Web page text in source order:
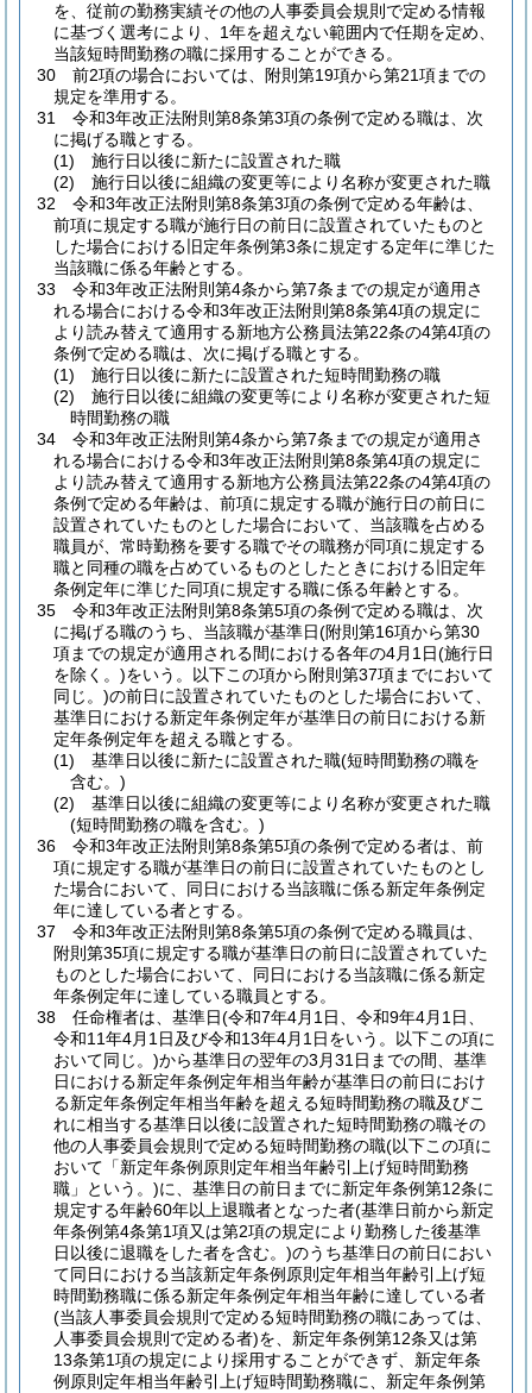
を、従前の勤務実績その他の人事委員会規則で定める情報
に基づく選考により、1年を超えない範囲内で任期を定め、
当該短時間勤務の職に採用することができる。
30
前2項の場合においては、附則第19項から第21項までの
規定を準用する。
31
令和3年改正法附則第8条第3項の条例で定める職は、次
に掲げる職とする。
(1)
施行日以後に新たに設置された職
(2)
施行日以後に組織の変更等により名称が変更された職
32
令和3年改正法附則第8条第3項の条例で定める年齢は、
前項に規定する職が施行日の前日に設置されていたものと
した場合における旧定年条例第3条に規定する定年に準じた
当該職に係る年齢とする。
33
令和3年改正法附則第4条から第7条までの規定が適用さ
れる場合における令和3年改正法附則第8条第4項の規定に
より読み替えて適用する新地方公務員法第22条の4第4項の
条例で定める職は、次に掲げる職とする。
(1)
施行日以後に新たに設置された短時間勤務の職
(2)
施行日以後に組織の変更等により名称が変更された短
時間勤務の職
34
令和3年改正法附則第4条から第7条までの規定が適用さ
れる場合における令和3年改正法附則第8条第4項の規定に
より読み替えて適用する新地方公務員法第22条の4第4項の
条例で定める年齢は、前項に規定する職が施行日の前日に
設置されていたものとした場合において、当該職を占める
職員が、常時勤務を要する職でその職務が同項に規定する
職と同種の職を占めているものとしたときにおける旧定年
条例定年に準じた同項に規定する職に係る年齢とする。
35
令和3年改正法附則第8条第5項の条例で定める職は、次
に掲げる職のうち、当該職が基準日(附則第16項から第30
項までの規定が適用される間における各年の4月1日(施行日
を除く。)をいう。以下この項から附則第37項までにおいて
同じ。)の前日に設置されていたものとした場合において、
基準日における新定年条例定年が基準日の前日における新
定年条例定年を超える職とする。
(1)
基準日以後に新たに設置された職(短時間勤務の職を
含む。)
(2)
基準日以後に組織の変更等により名称が変更された職
(短時間勤務の職を含む。)
36
令和3年改正法附則第8条第5項の条例で定める者は、前
項に規定する職が基準日の前日に設置されていたものとし
た場合において、同日における当該職に係る新定年条例定
年に達している者とする。
37
令和3年改正法附則第8条第5項の条例で定める職員は、
附則第35項に規定する職が基準日の前日に設置されていた
ものとした場合において、同日における当該職に係る新定
年条例定年に達している職員とする。
38
任命権者は、基準日(令和7年4月1日、令和9年4月1日、
令和11年4月1日及び令和13年4月1日をいう。以下この項に
おいて同じ。)から基準日の翌年の3月31日までの間、基準
日における新定年条例定年相当年齢が基準日の前日におけ
る新定年条例定年相当年齢を超える短時間勤務の職及びこ
れに相当する基準日以後に設置された短時間勤務の職その
他の人事委員会規則で定める短時間勤務の職(以下この項に
おいて「新定年条例原則定年相当年齢引上げ短時間勤務
職」という。)に、基準日の前日までに新定年条例第12条に
規定する年齢60年以上退職者となった者(基準日前から新定
年条例第4条第1項又は第2項の規定により勤務した後基準
日以後に退職をした者を含む。)のうち基準日の前日におい
て同日における当該新定年条例原則定年相当年齢引上げ短
時間勤務職に係る新定年条例定年相当年齢に達している者
(当該人事委員会規則で定める短時間勤務の職にあっては、
人事委員会規則で定める者)を、新定年条例第12条又は第
13条第1項の規定により採用することができず、新定年条
例原則定年相当年齢引上げ短時間勤務職に、新定年条例第